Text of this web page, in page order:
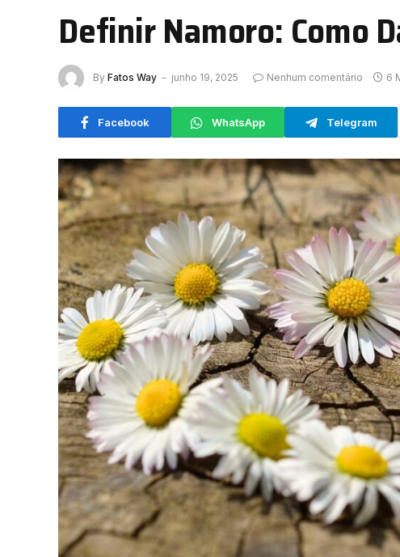
Definir Namoro: Como
By Fatos Way junho 19, 2025 Nenhum comentário 6
Facebook WhatsApp Telegram